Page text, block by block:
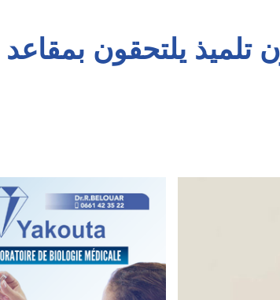
2024-2025: أزيد من 12 مليون تلميذ يلتحقون بمقاعد